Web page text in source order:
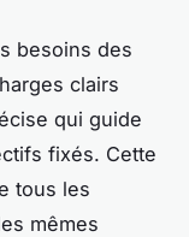
besoins des
clairs
qui guide
fixés. Cette
tous les
mêmes